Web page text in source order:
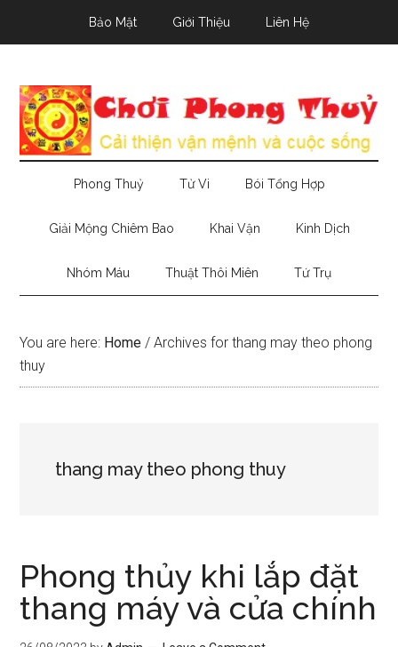
Bảo Mật Giới Thiệu Liên Hệ
Phong Thuỷ Tử Vi Bói Tổng Hợp
Giải Mộng Chiêm Bao Khai Vận Kinh Dịch
Nhóm Máu Thuật Thôi Miên Tứ Trụ
You are here: Home / Archives for thang may theo phong
thuy
thang may theo phong thuy
Phong thủy khi lắp đặt
thang máy và cửa chính